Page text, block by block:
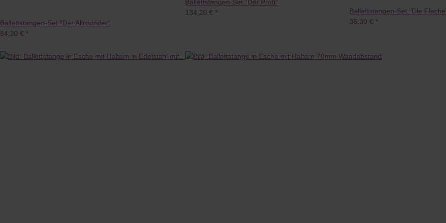
Ballettstangen-Set "Der Allrounder"
84,30 € *
Ballettstangen-Set "Der Profi"
134,20 € *
Ballettstangen-Set "Die
36,30 € *